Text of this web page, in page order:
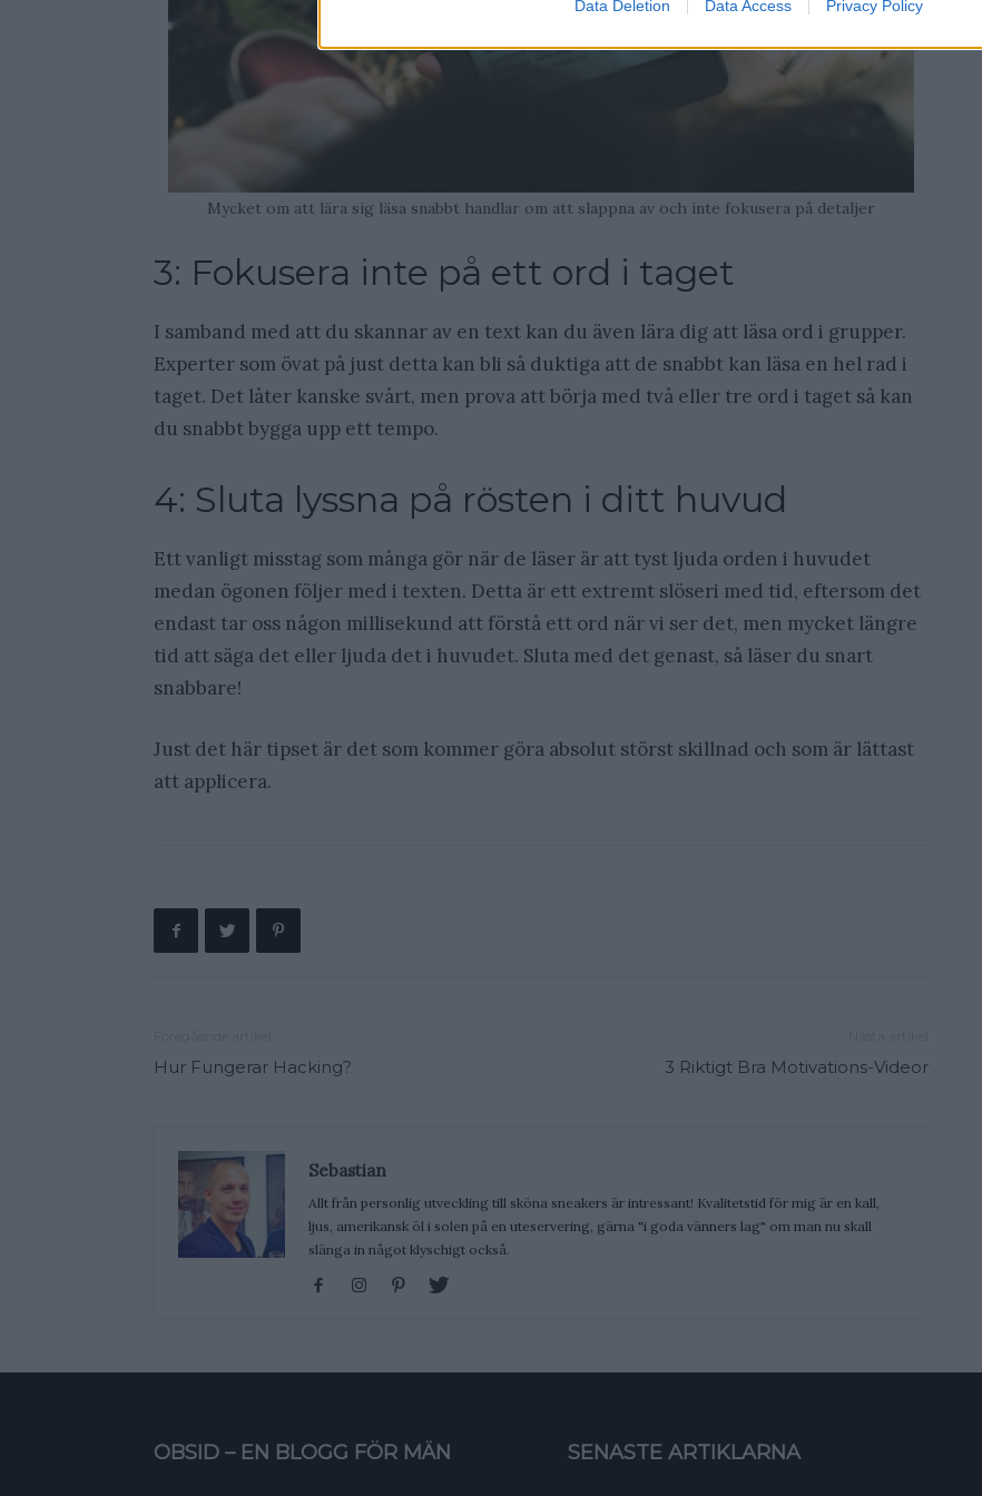
Data Deletion Data Access Privacy Policy
Mycket om att lära sig läsa snabbt handlar om att slappna av och inte fokusera på detaljer
3: Fokusera inte på ett ord i taget
I samband med att du skannar av en text kan du även lära dig att läsa ord i grupper.
Experter som övat på just detta kan bli så duktiga att de snabbt kan läsa en hel rad i
taget. Det låter kanske svårt, men prova att börja med två eller tre ord i taget så kan
du snabbt bygga upp ett tempo.
4: Sluta lyssna på rösten i ditt huvud
Ett vanligt misstag som många gör när de läser är att tyst ljuda orden i huvudet
medan ögonen följer med i texten. Detta är ett extremt slöseri med tid, eftersom det
endast tar oss någon millisekund att förstå ett ord när vi ser det, men mycket längre
tid att säga det eller ljuda det i huvudet. Sluta med det genast, så läser du snart
snabbare!
Just det här tipset är det som kommer göra absolut störst skillnad och som är lättast
att applicera.
Hur Fungerar Hacking? 3 Riktigt Bra Motivations-Videor
Sebastian
Allt från personlig utveckling till sköna sneakers är intressant! Kvalitetstid för mig är en kall,
ljus, amerikansk öl i solen på en uteservering, gärna "i goda vänners lag" om man nu skall
slänga in något klyschigt också.
OBSID – EN BLOGG FÖR MÄN SENASTE ARTIKLARNA